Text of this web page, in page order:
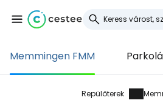
Memmingen FMM
Repülőterek
Cestee-be